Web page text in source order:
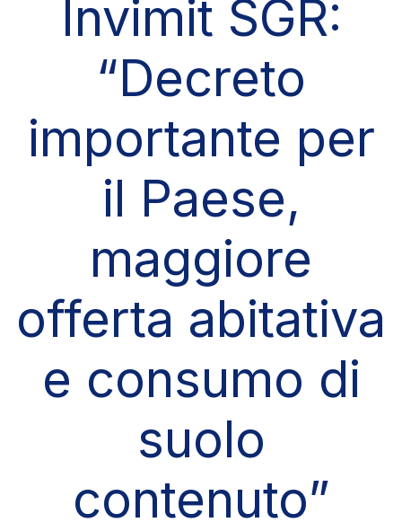
Invimit SGR:
“Decreto
importante per
il Paese,
maggiore
offerta abitativa
e consumo di
suolo
contenuto”